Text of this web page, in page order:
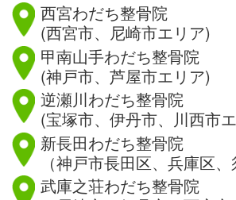
西宮わだち整骨院
(西宮市、尼崎市エリア)
甲南山手わだち整骨院
(神戸市、芦屋市エリア)
逆瀬川わだち整骨院
(宝塚市、伊丹市、川西市
新長田わだち整骨院
（神戸市長田区、兵庫区、
武庫之荘わだち整骨院